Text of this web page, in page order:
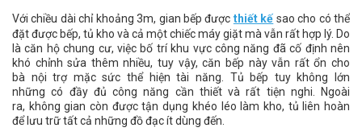
Với chiều dài chỉ khoảng 3m, gian bếp được thiết kế sao cho có thể
đặt được bếp, tủ kho và cả một chiếc máy giặt mà vẫn rất hợp lý. Do
là căn hộ chung cư, việc bố trí khu vực công năng đã cố định nên
khó chỉnh sửa thêm nhiều, tuy vậy, căn bếp này vẫn rất ổn cho
bà nội trợ mặc sức thể hiện tài năng. Tủ bếp tuy không lớn
những có đầy đủ công năng cần thiết và rất tiện nghi. Ngoài
ra, không gian còn được tận dụng khéo léo làm kho, tủ liên hoàn
để lưu trữ tất cả những đồ đạc ít dùng đến.